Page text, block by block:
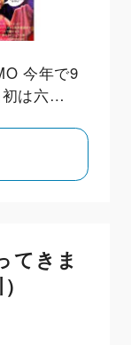
今年で9
初は六…
てきま